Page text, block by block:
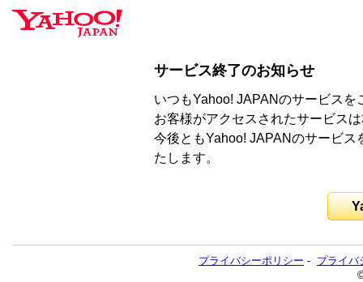
サービス終了のお知らせ
いつもYahoo! JAPANのサービス
お客様がアクセスされたサービス
今後ともYahoo! JAPANのサービ
たします。
プライバシーポリシー - プライバ